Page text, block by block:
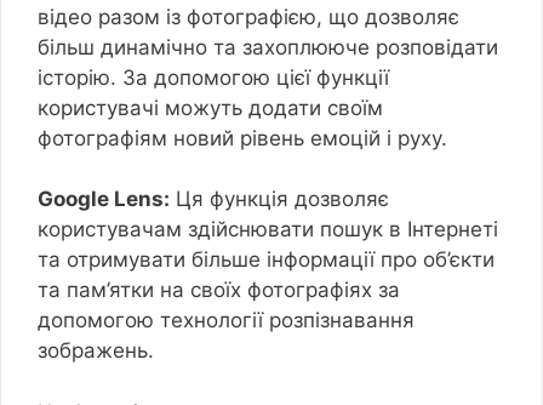
відео разом із фотографією, що дозволяє
більш динамічно та захоплююче розповідати
історію. За допомогою цієї функції
користувачі можуть додати своїм
фотографіям новий рівень емоцій і руху.
Google Lens: Ця функція дозволяє
користувачам здійснювати пошук в Інтернеті
та отримувати більше інформації про об’єкти
та пам’ятки на своїх фотографіях за
допомогою технології розпізнавання
зображень.